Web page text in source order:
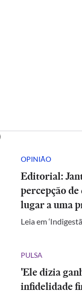
OPINIÃO
Editorial:
percepção de
lugar a uma
Leia em
PULSA
'Ele dizia
infidelidade